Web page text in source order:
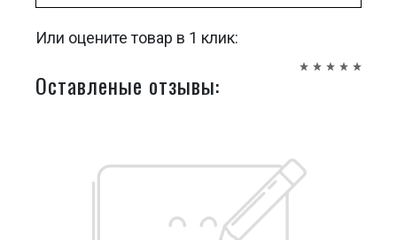
Или оцените товар в 1 клик:
Оставленые отзывы: